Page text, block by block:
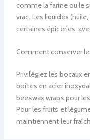
comme la farine ou le
vrac. Les liquides
certaines épiceries,
Comment conserver
Privilégiez les bocaux
boîtes en acier
beeswax wraps pour
Pour les fruits et
maintiennent leur